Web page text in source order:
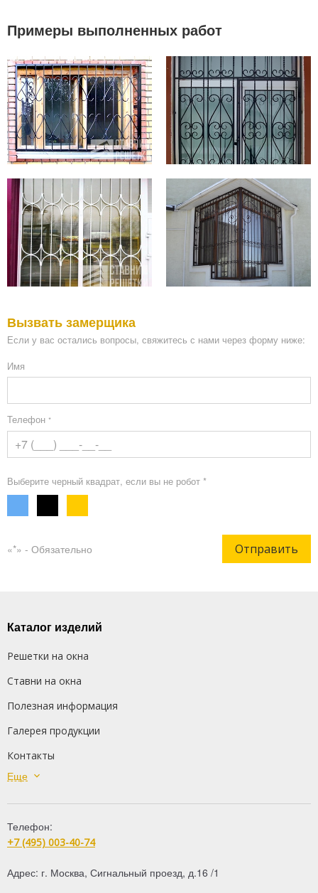
Вызвать замерщика
Если у вас остались вопросы, свяжитесь с нами через форму ниже:
Имя
Телефон *
Выберите черный квадрат, если вы не робот *
«*» - Обязательно Отправить
Примеры выполненных работ
Каталог изделий
Решетки на окна
Ставни на окна
Полезная информация
Галерея продукции
Контакты
Сварные решетки
Кованые решетки
Распашные решетки
Решетки на балкон
Еще
Телефон:
+7 (495) 003-40-74
Адрес: г. Москва, Сигнальный проезд, д.16 /1